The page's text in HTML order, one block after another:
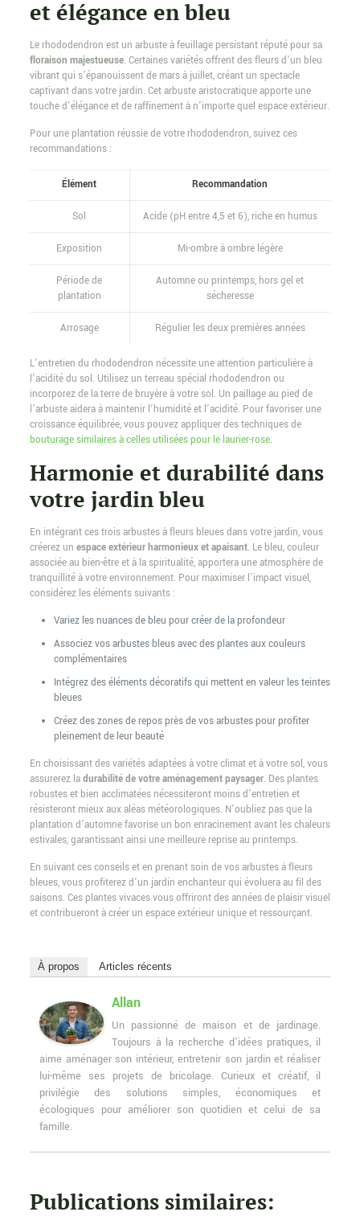
et élégance en bleu
Le rhododendron est un arbuste à feuillage persistant réputé pour sa
floraison majestueuse. Certaines variétés offrent des fleurs d’un bleu
vibrant qui s’épanouissent de mars à juillet, créant un spectacle
captivant dans votre jardin. Cet arbuste aristocratique apporte une
touche d’élégance et de raffinement à n’importe quel espace extérieur.
Pour une plantation réussie de votre rhododendron, suivez ces
recommandations :
Élément Recommandation
Sol Acide (pH entre 4,5 et 6), riche en humus
Exposition Mi-ombre à ombre légère
Période de
plantation
Automne ou printemps, hors gel et
sécheresse
Arrosage Régulier les deux premières années
L’entretien du rhododendron nécessite une attention particulière à
l’acidité du sol. Utilisez un terreau spécial rhododendron ou
incorporez de la terre de bruyère à votre sol. Un paillage au pied de
l’arbuste aidera à maintenir l’humidité et l’acidité. Pour favoriser une
croissance équilibrée, vous pouvez appliquer des techniques de
bouturage similaires à celles utilisées pour le laurier-rose.
Harmonie et durabilité dans
votre jardin bleu
En intégrant ces trois arbustes à fleurs bleues dans votre jardin, vous
créerez un espace extérieur harmonieux et apaisant. Le bleu, couleur
associée au bien-être et à la spiritualité, apportera une atmosphère de
tranquillité à votre environnement. Pour maximiser l’impact visuel,
considérez les éléments suivants :
Variez les nuances de bleu pour créer de la profondeur
Associez vos arbustes bleus avec des plantes aux couleurs
complémentaires
Intégrez des éléments décoratifs qui mettent en valeur les teintes
bleues
Créez des zones de repos près de vos arbustes pour profiter
pleinement de leur beauté
En choisissant des variétés adaptées à votre climat et à votre sol, vous
assurerez ladurabilité de votre aménagement paysager. Des plantes
robustes et bien acclimatées nécessiteront moins d’entretien et
résisteront mieux aux aléas météorologiques. N’oubliez pas que la
plantation d’automne favorise un bon enracinement avant les chaleurs
estivales, garantissant ainsi une meilleure reprise au printemps.
En suivant ces conseils et en prenant soin de vos arbustes à fleurs
bleues, vous profiterez d’un jardin enchanteur qui évoluera au fil des
saisons. Ces plantes vivaces vous offriront des années de plaisir visuel
et contribueront à créer un espace extérieur unique et ressourçant.
À propos Articles récents
Allan
Un passionné de maison et de jardinage.
Toujours à la recherche d’idées pratiques, il
aime aménager son intérieur, entretenir son jardin et réaliser
lui-même ses projets de bricolage. Curieux et créatif, il
privilégie des solutions simples, économiques et
écologiques pour améliorer son quotidien et celui de sa
famille.
Publications similaires: